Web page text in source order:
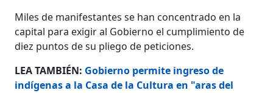
Miles de manifestantes se han concentrado en la
capital para exigir al Gobierno el cumplimiento de
diez puntos de su pliego de peticiones.
LEA TAMBIÉN: Gobierno permite ingreso de
indígenas a la Casa de la Cultura en "aras del